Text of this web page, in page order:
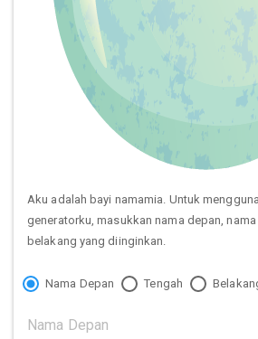
Aku adalah bayi namamia. Untuk
generatorku, masukkan nama depan,
belakang yang diinginkan.
Nama Depan Tengah